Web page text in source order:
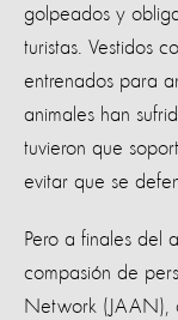
golpeados y
turistas. Vestidos
entrenados para
animales han
tuvieron que
evitar que se
Pero a finales del
compasión de
Network (JAAN),